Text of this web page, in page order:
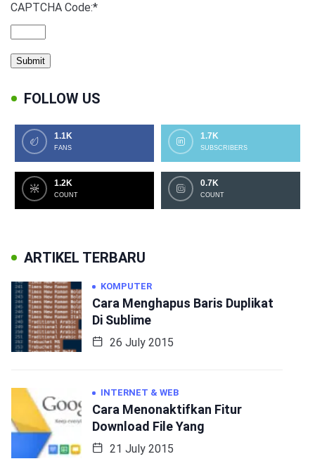
CAPTCHA Code:*
FOLLOW US
1.1K
FANS
1.7K
SUBSCRIBERS
1.2K
COUNT
0.7K
COUNT
ARTIKEL TERBARU
KOMPUTER
Cara Menghapus Baris Duplikat
Di Sublime
26 July 2015
INTERNET & WEB
Cara Menonaktifkan Fitur
Download File Yang
21 July 2015